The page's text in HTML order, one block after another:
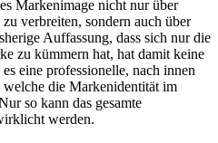
Markenimage nicht nur über
verbreiten, sondern auch über
Auffassung, dass sich nur die
zu kümmern hat, hat damit keine
eine professionelle, nach innen
die Markenidentität im
so kann das gesamte
werden.